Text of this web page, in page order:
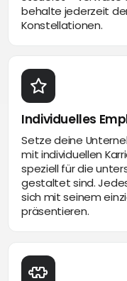
behalte jederzeit
Konstellationen.
Individuelles
Setze deine
mit individuellen
speziell für die
gestaltet sind.
sich mit seinem
präsentieren.